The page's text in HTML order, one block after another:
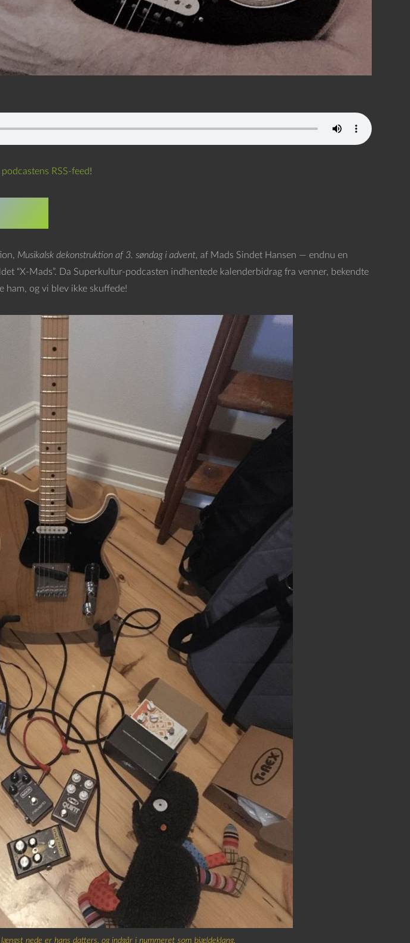
podcastens RSS-feed!
Musikalsk dekonstruktion af 3. søndag i advent, af Mads Sindet Hansen — endnu en
“X-Mads”. Da Superkultur-podcasten indhentede kalenderbidrag fra venner, bekendte
ham, og vi blev ikke skuffede!
nede er hans datters, og indgår i nummeret som bjældeklang.